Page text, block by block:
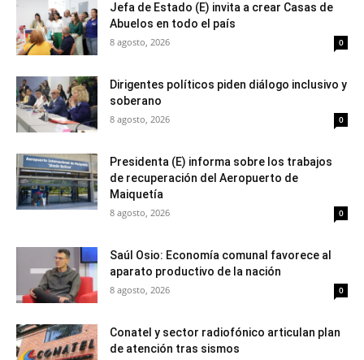
Jefa de Estado (E) invita a crear Casas de
Abuelos en todo el país
8 agosto, 2026 0
Dirigentes políticos piden diálogo inclusivo y
soberano
8 agosto, 2026 0
Presidenta (E) informa sobre los trabajos
de recuperación del Aeropuerto de
Maiquetía
8 agosto, 2026 0
Saúl Osio: Economía comunal favorece al
aparato productivo de la nación
8 agosto, 2026 0
Conatel y sector radiofónico articulan plan
de atención tras sismos